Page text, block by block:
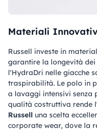
Materiali
Russell investe in
garantire la longevità dei
l'HydraDri nelle giacche
traspirabilità. Le polo in
a lavaggi intensivi senza
qualità costruttiva rende
Russell una scelta
corporate wear, dove la